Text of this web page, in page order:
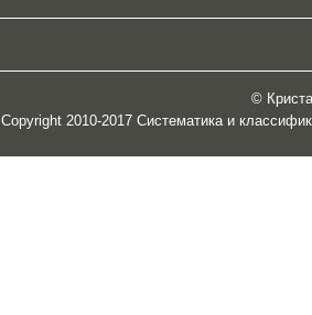
©
Copyright 2010-2017 Систематика и